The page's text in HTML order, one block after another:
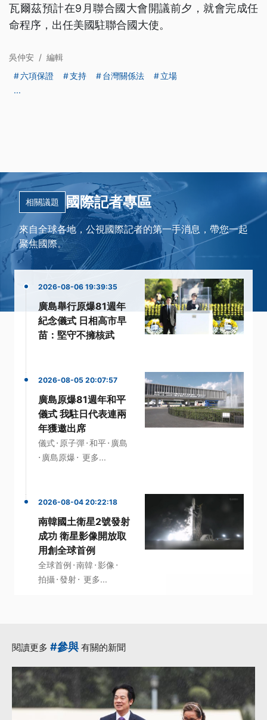
瓦爾茲預計在9月聯合國大會開議前夕，就會完成任
命程序，出任美國駐聯合國大使。
吳仲安 / 編輯
六項保證
支持 台灣關係法
立場
...
相關議題 國際記者專區
來自全球各地，公視國際記者的第一手消息，帶您一起
聚焦國際。
2026-08-06 19:39:35
廣島舉行原爆81週年
紀念儀式 日相高市早
苗：堅守不擁核武
2026-08-05 20:07:57
廣島原爆81週年和平
儀式 我駐日代表連兩
年獲邀出席
儀式· 原子彈·和平· 廣島
· 廣島原爆 · 更多...
2026-08-04 20:22:18
南韓國土衛星2號發射
成功 衛星影像開放取
用創全球首例
全球首例 ·南韓·影像 ·
拍攝·發射· 更多...
閱讀更多 #參與 有關的新聞